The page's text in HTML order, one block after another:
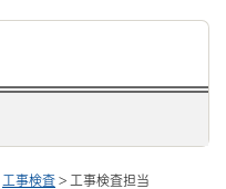
工事検査 > 工事検査担当